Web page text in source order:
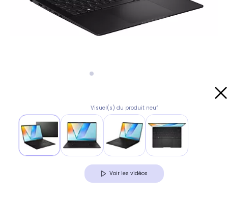
Visuel(s) du produit neuf
Voir les vidéos